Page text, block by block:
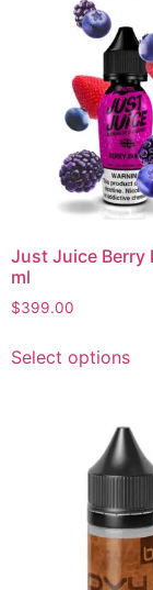
Just Juice Berry
ml
$399.00
Select options